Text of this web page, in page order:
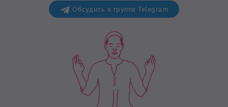
Обсудить в группе Telegram